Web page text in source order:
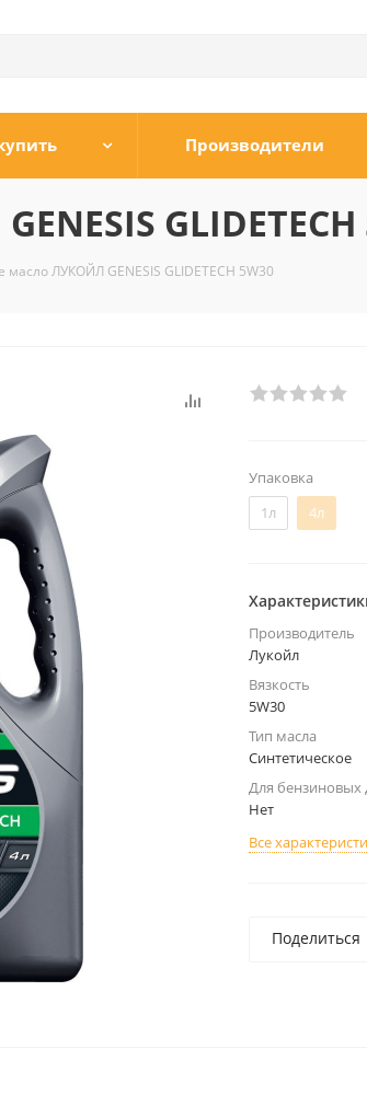
Производители
GLIDETECH
масло ЛУКОЙЛ GENESIS GLIDETECH 5W30
Упаковка
1л
4л
Производитель
Лукойл
Вязкость
5W30
Тип масла
Синтетическое
Для бензиновых
Нет
Все
Поделиться